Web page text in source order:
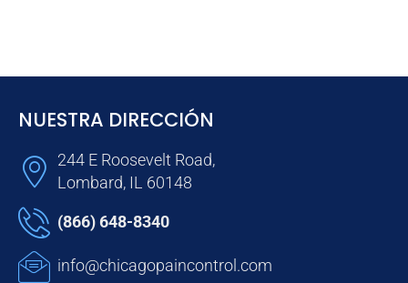
NUESTRA DIRECCIÓN
244 E Roosevelt Road,
Lombard, IL 60148
(866) 648-8340
info@chicagopaincontrol.com